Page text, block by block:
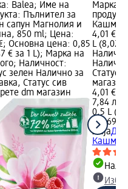
Balea; Име на
Пълнител за
сапун Магнолия и
850 ml; Цена:
Основна цена: 0,85
€ за 1 L); Марка на
Наличност:
зелен Налично за
Статус сив
dm магазин
Марка:
4,01 €;
L (8,02
Статус
магазин
4,01 €
7,84 лв.
0,5 L
(15,69
ziajaДуш